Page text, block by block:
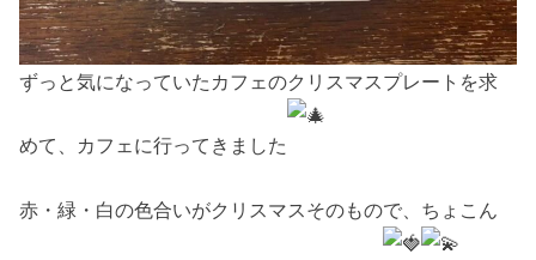
ずっと気になっていたカフェのクリスマスプレートを求
めて、カフェに行ってきました
赤・緑・白の色合いがクリスマスそのもので、ちょこん